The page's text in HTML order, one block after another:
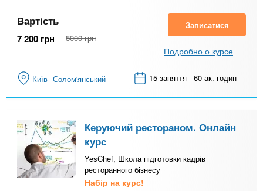
Вартість
7 200 грн 8000 грн
Записатися
Подробно о курсе
Київ Солом'янський 15 заняття - 60 ак. годин
Керуючий рестораном. Онлайн
курс
YesChef, Школа підготовки кадрів
ресторанного бізнесу
Набір на курс!